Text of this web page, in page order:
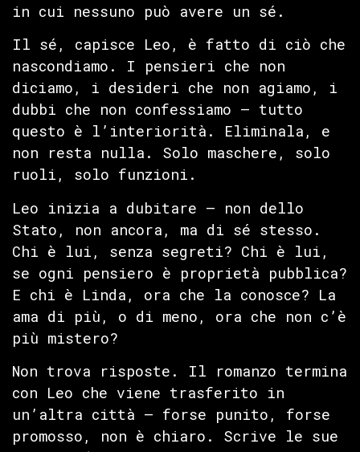
in cui nessuno può avere un sé.
Il sé, capisce Leo, è fatto di ciò che
nascondiamo. I pensieri che non
diciamo, i desideri che non agiamo, i
dubbi che non confessiamo — tutto
questo è l’interiorità. Eliminala, e
non resta nulla. Solo maschere, solo
ruoli, solo funzioni.
Leo inizia a dubitare — non dello
Stato, non ancora, ma di sé stesso.
Chi è lui, senza segreti? Chi è lui,
se ogni pensiero è proprietà pubblica?
E chi è Linda, ora che la conosce? La
ama di più, o di meno, ora che non c’è
più mistero?
Non trova risposte. Il romanzo termina
con Leo che viene trasferito in
un’altra città — forse punito, forse
promosso, non è chiaro. Scrive le sue